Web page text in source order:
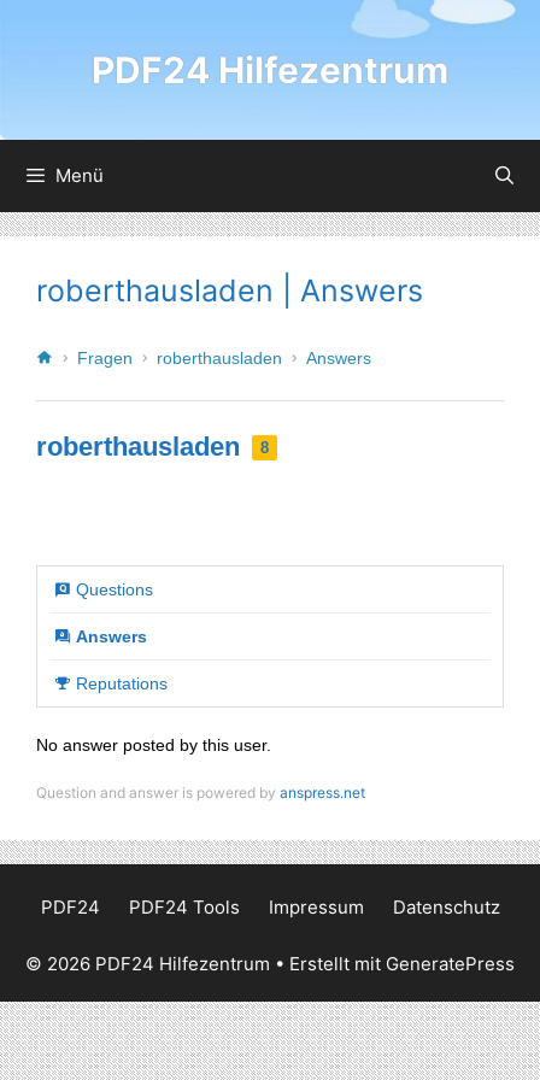
PDF24 Hilfezentrum
Menü
roberthausladen | Answers
Fragen roberthausladen Answers
roberthausladen 8
Questions
Answers
Reputations
No answer posted by this user.
Question and answer is powered by anspress.net
PDF24 PDF24 Tools Impressum Datenschutz
© 2026 PDF24 Hilfezentrum • Erstellt mit GeneratePress